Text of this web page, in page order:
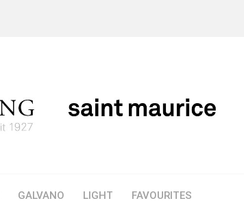
GALVANO LIGHT FAVOURITES